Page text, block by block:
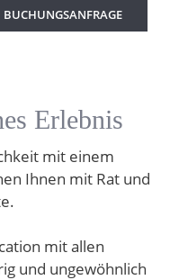
BUCHUNGSANFRAGE
Erlebnis
mit einem
Ihnen mit Rat und
mit allen
und ungewöhnlich